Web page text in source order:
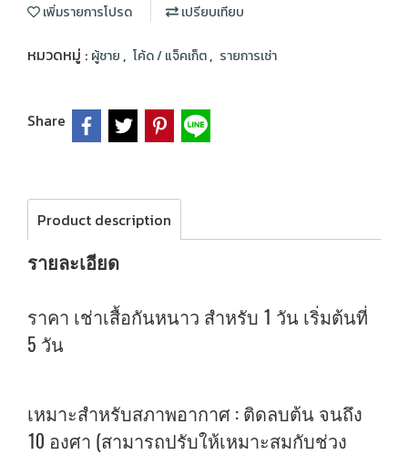
เพิ่มรายการโปรด เปรียบเทียบ
หมวดหมู่ : ผู้ชาย , โค้ด / แจ็คเก็ต, รายการเช่า
Share
Product description
รายละเอียด
ราคา เช่าเสื้อกันหนาว สำหรับ 1 วัน เริ่มต้นที่
5 วัน
เหมาะสำหรับสภาพอากาศ : ติดลบต้น จนถึง
10 องศา (สามารถปรับให้เหมาะสมกับช่วง